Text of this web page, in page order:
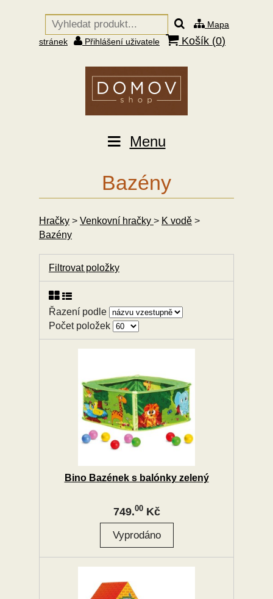
Mapa
stránek
Přihlášení uživatele Košík (0)
Menu
Bazény
Hračky > Venkovní hračky > K vodě >
Bazény
Filtrovat položky
Řazení podle
Počet položek
Bino Bazének s balónky zelený
749.00Kč